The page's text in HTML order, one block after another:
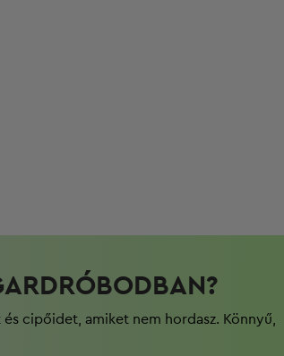
cipőidet, amiket nem hordasz. Könnyű,